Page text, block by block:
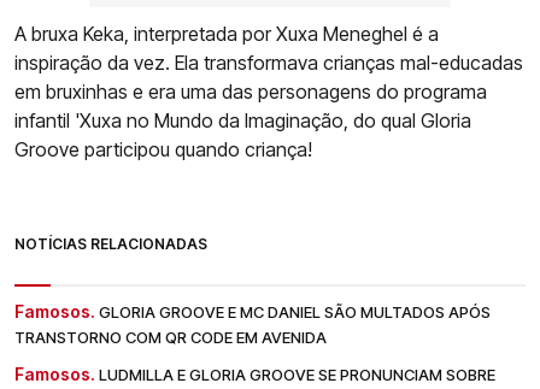
A bruxa Keka, interpretada por Xuxa Meneghel é a
inspiração da vez. Ela transformava crianças mal-educadas
em bruxinhas e era uma das personagens do programa
infantil 'Xuxa no Mundo da Imaginação, do qual Gloria
Groove participou quando criança!
NOTÍCIAS RELACIONADAS
Famosos. GLORIA GROOVE E MC DANIEL SÃO MULTADOS APÓS
TRANSTORNO COM QR CODE EM AVENIDA
Famosos. LUDMILLA E GLORIA GROOVE SE PRONUNCIAM SOBRE